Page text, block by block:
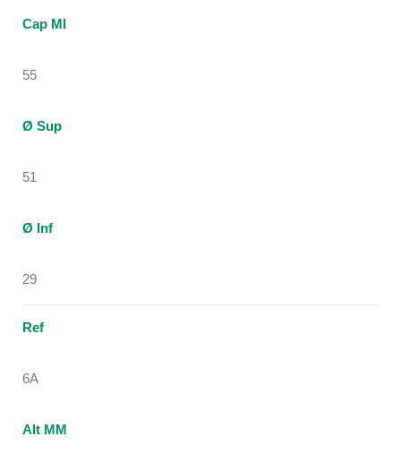
Cap Ml
55
Ø Sup
51
Ø Inf
29
Ref
6A
Alt MM